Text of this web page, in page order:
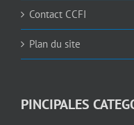
Contact CCFI
Plan du site
PINCIPALES